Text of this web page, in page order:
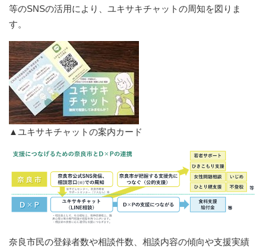
等のSNSの活用により、ユキサキチャットの周知を図りま
す。​
​▲ユキサキチャットの案内カード
奈良市民の登録者数や相談件数、相談内容の傾向や支援実績